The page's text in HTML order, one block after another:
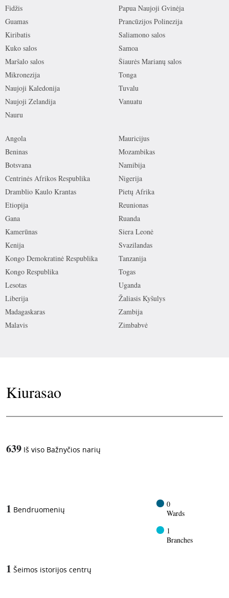
Fidžis
Guamas
Kiribatis
Kuko salos
Maršalo salos
Mikronezija
Naujoji Kaledonija
Naujoji Zelandija
Nauru
Papua Naujoji Gvinėja
Prancūzijos Polinezija
Saliamono salos
Samoa
Šiaurės Marianų salos
Tonga
Tuvalu
Vanuatu
Angola
Beninas
Botsvana
Centrinės Afrikos Respublika
Dramblio Kaulo Krantas
Etiopija
Gana
Kamerūnas
Kenija
Kongo Demokratinė Respublika
Kongo Respublika
Lesotas
Liberija
Madagaskaras
Malavis
Mauricijus
Mozambikas
Namibija
Nigerija
Pietų Afrika
Reunionas
Ruanda
Siera Leonė
Svazilandas
Tanzanija
Togas
Uganda
Žaliasis Kyšulys
Zambija
Zimbabvė
Kiurasao
639 Iš viso Bažnyčios narių
1 Bendruomenių
0
Wards
1
Branches
1 Šeimos istorijos centrų